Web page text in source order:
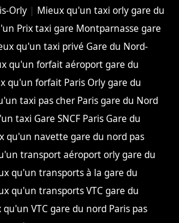
Orly| Mieux qu'un taxi orly gare du
Prix taxi gare Montparnasse gare
qu'un taxi privé Gare du Nord-
qu'un forfait aéroport gare du
qu'un forfait Paris Orly gare du
taxi pas cher Paris gare du Nord
taxi Gare SNCF Paris Gare du
qu'un navette gare du nord pas
transport aéroport orly gare du
qu'un transports à la gare du
qu'un transports VTC gare du
qu'un VTC gare du nord Paris pas